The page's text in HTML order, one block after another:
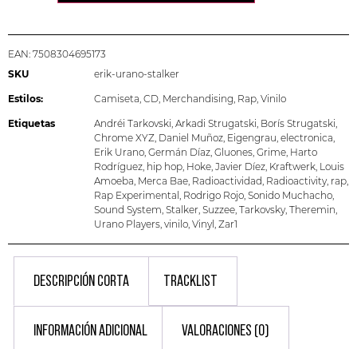
EAN: 7508304695173
SKU
erik-urano-stalker
Estilos: Camiseta CD Merchandising Rap Vinilo
Etiquetas Andréi Tarkovski Arkadi Strugatski Borís Strugatski
Chrome XYZ Daniel Muñoz Eigengrau electronica
Erik Urano Germán Díaz Gluones Grime Harto
Rodríguez hip hop Hoke Javier Díez Kraftwerk Louis
Amoeba Merca Bae Radioactividad Radioactivity, rap
Rap Experimental
Rodrigo Rojo Sonido Muchacho
Sound System Stalker Suzzee Tarkovsky, Theremin
Urano Players vinilo Vinyl Zar1
DESCRIPCIÓN CORTA TRACKLIST
INFORMACIÓN ADICIONAL VALORACIONES (0)